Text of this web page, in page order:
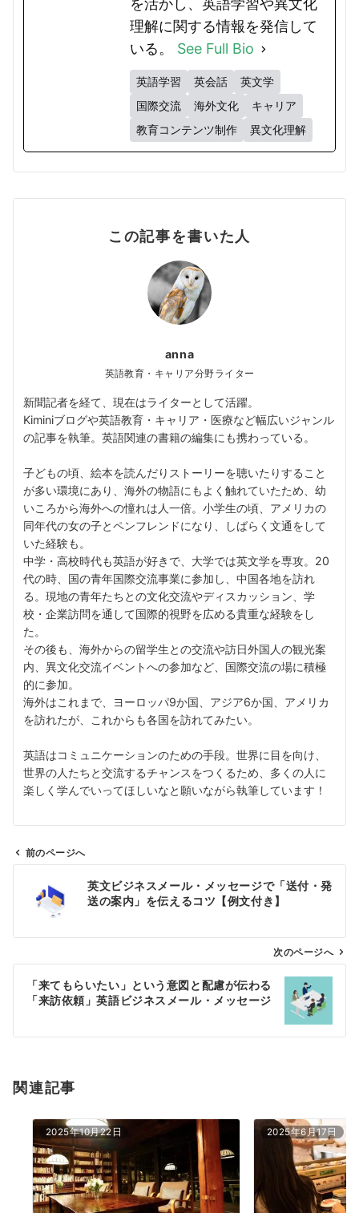
を活かし、英語学習や異文化
理解に関する情報を発信して
いる。 See Full Bio
英語学習 英会話
英文学
国際交流
海外文化
キャリア
教育コンテンツ制作
異文化理解
この記事を書いた人
anna
英語教育・キャリア分野ライター
新聞記者を経て、現在はライターとして活躍。
Kiminiブログや英語教育・キャリア・医療など幅広いジャンル
の記事を執筆。英語関連の書籍の編集にも携わっている。
子どもの頃、絵本を読んだりストーリーを聴いたりすること
が多い環境にあり、海外の物語にもよく触れていたため、幼
いころから海外への憧れは人一倍。小学生の頃、アメリカの
同年代の女の子とペンフレンドになり、しばらく文通をして
いた経験も。
中学・高校時代も英語が好きで、大学では英文学を専攻。20
代の時、国の青年国際交流事業に参加し、中国各地を訪れ
る。現地の青年たちとの文化交流やディスカッション、学
校・企業訪問を通して国際的視野を広める貴重な経験をし
た。
その後も、海外からの留学生との交流や訪日外国人の観光案
内、異文化交流イベントへの参加など、国際交流の場に積極
的に参加。
海外はこれまで、ヨーロッパ9か国、アジア6か国、アメリカ
を訪れたが、これからも各国を訪れてみたい。
英語はコミュニケーションのための手段。世界に目を向け、
世界の人たちと交流するチャンスをつくるため、多くの人に
楽しく学んでいってほしいなと願いながら執筆しています！
ビ
ン
前のページへ
英文ビジネスメール・メッセージで「送付・発
送の案内」を伝えるコツ【例文付き】
次のページへ
「来てもらいたい」という意図と配慮が伝わる
「来訪依頼」英語ビジネスメール・メッセージ
関連記事
2025年10月22日 2025年6月17日